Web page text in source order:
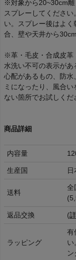
※対象から20~30cm離
スプレーしてくださ
い。スプレー後はよ
合、壁や天井から
※革・毛皮・合成皮革
水洗い不可の表示が
心配があるもの、防
ミになったり、風合
ない箇所でお試しくだ
商品詳細
内容量
生産国 日
送料
全
返品交換 (
ラッピング
有
い
ン